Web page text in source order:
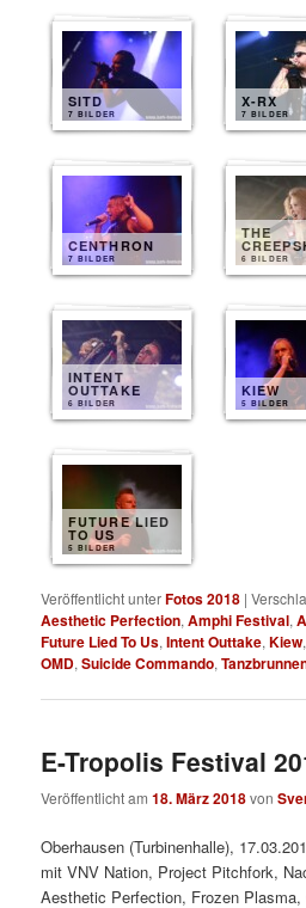
SITD
7 BILDER
X-RX
7 BILDER
CENTHRON
7 BILDER
THE
6 BILDER
INTENT
OUTTAKE
6 BILDER
KIEW
5 BILDER
FUTURE LIED
TO US
5 BILDER
Veröffentlicht unterFotos 2018 |
Aesthetic Perfection,Amphi Festival,
Future Lied To Us,Intent Outtake,Kiew
OMD,Suicide Commando,
E-Tropolis Festival
Veröffentlicht am18. März 2018von
Oberhausen (Turbinenhalle),
mit VNV Nation, Project Pitchfork,
Aesthetic Perfection, Frozen